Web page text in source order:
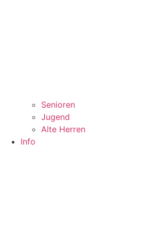
Senioren
Jugend
Alte Herren
Info